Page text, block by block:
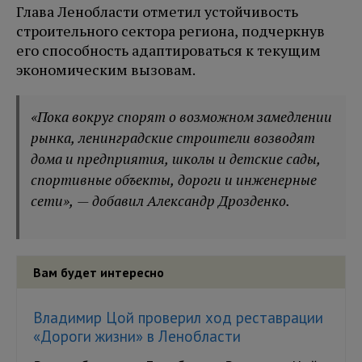
Глава Ленобласти отметил устойчивость
строительного сектора региона, подчеркнув
его способность адаптироваться к текущим
экономическим вызовам.
«Пока вокруг спорят о возможном замедлении
рынка, ленинградские строители возводят
дома и предприятия, школы и детские сады,
спортивные объекты, дороги и инженерные
сети», — добавил Александр Дрозденко.
Вам будет интересно
Владимир Цой проверил ход реставрации
«Дороги жизни» в Ленобласти